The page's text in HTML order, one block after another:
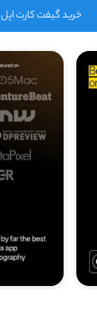
خرید گیفت کارت اپل